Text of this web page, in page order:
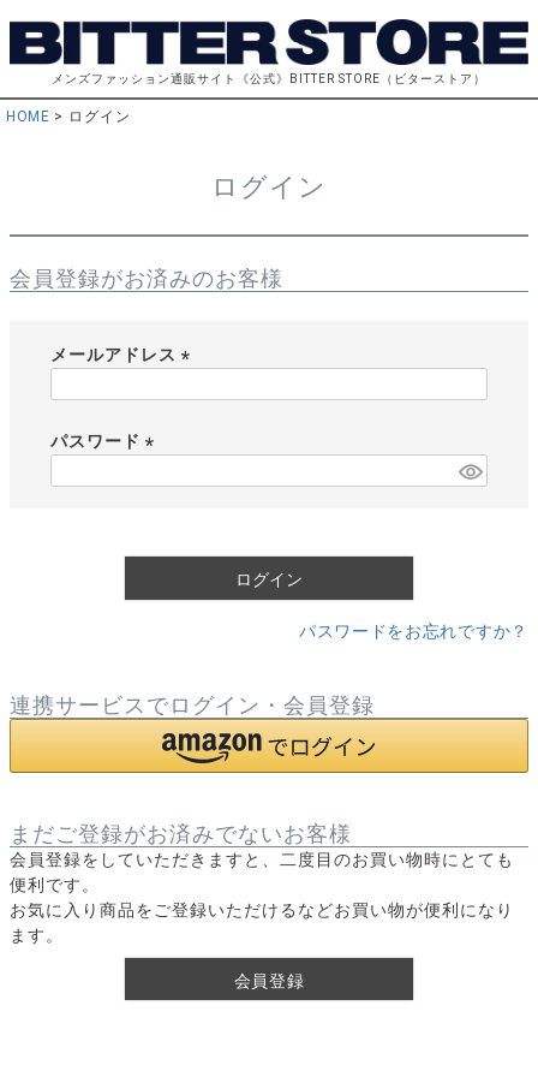
メンズファッション通販サイト《公式》BITTER STORE（ビターストア）
HOME ログイン
ログイン
会員登録がお済みのお客様
メールアドレス
)
パスワード
ログイン
パスワードをお忘れですか？
連携サービスでログイン・会員登録
まだご登録がお済みでないお客様
会員登録をしていただきますと、二度目のお買い物時にとても
便利です。
お気に入り商品をご登録いただけるなどお買い物が便利になり
ます。
会員登録